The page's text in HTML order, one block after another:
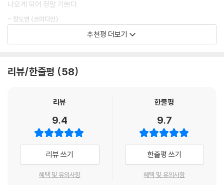
했어. 전국 곳곳에서 사람들이 흔적도 없이 사라지는 일이 이어진 거야! 심
지어 이 사람들은 서로 아무런 연관도 없던 사람들이었어. 유일한 연결고
리는 10월 28일! 10월 28일에 무슨 일이 일어나는 걸까? 사라진 사람들
은 어디로 간 걸까?
당시 여론의 관심이 높았던 만큼, 이들의 재판도 속전속결로 진행됐어. 재
형장의 이슬로 사라졌어. 그런데 이들은 왜 사람들을 잔혹하게 납치·살해
하는 괴물이 됐을까?
---「일곱 번째 이야기 지존파 납치 살인 사건」중에서
점 줄어만 간다. 그러다 보면 방송사는 생존을 위해서 좀 더 ‘안전한’ 길에
더 많이 투자할 수밖에 없다. 자극적인 드라마, 시청률을 많이 뽑아낼 수 있
는 예능. 들이는 제작비에 비해서 시청률을 많이 뽑아내기도 어렵고, 광고
‘어쩔 수 없는’ 시대의 흐름이었을지도 모른다. 더욱이 사람들은 이제 시사
꼬리를 무는 그날 이야기〉가 바로 그 주인공이다. 내로라하는 예능 프로그
램도 뛰어넘는 고공행진으로, 나날이 시청률 기록을 경신 중이다.
일각에서는 〈꼬꼬무〉와 〈유퀴즈〉(tvN)을 한데 엮으면서, 그 이례적인 성
공 요인을 분석하기도 한다. 코로나 시대, 사람들 사이에서 팽배해진 ‘소
통’의 욕구, 화려한 연예인의 신변잡기가 아닌 우리 주변에 있는 평범한 일
반인들의 ‘진솔한’ 이야기 등이 그 요인으로 꼽힌다. 말하자면 이것은 눈높
이의 전환이다. 특히나 〈꼬꼬무〉, 시사 교양이라고 하는 대분류 속에서 그
나오게 되어 정말 기쁘다.
- 장도연 (코미디언)
“이거 실화냐?”를 외칠 수밖에 없는 기구한 사연들. 어디서 들어본 듯하지
힌 시대의 모습이 보인다. 우리가 만들어낸 이야기는 훗날 어떤 의미로 남
- 장성규 (아나운서)
당신이 몰랐던 ‘그날’, 과연 무슨 일이 있었던 걸까? 이제는 잊히고 만, 기묘
하고 흥미진진한 사건의 한 자락을 펼쳐서 파헤치는 본격 역사 미스터리
스릴러. 우리에게 일어난 충격적인 사건들의 뒤에는 희노애락과 미스터리
가 꼬리를 물고 이어지며 뒤엉킨다. 청춘 시절 나의 눈과 귀를 잡아끌던 현
추천평 더보기
리뷰/한줄평 58
리뷰
9.4
리뷰 쓰기
혜택 및 유의사항
한줄평
9.7
한줄평 쓰기
혜택 및 유의사항